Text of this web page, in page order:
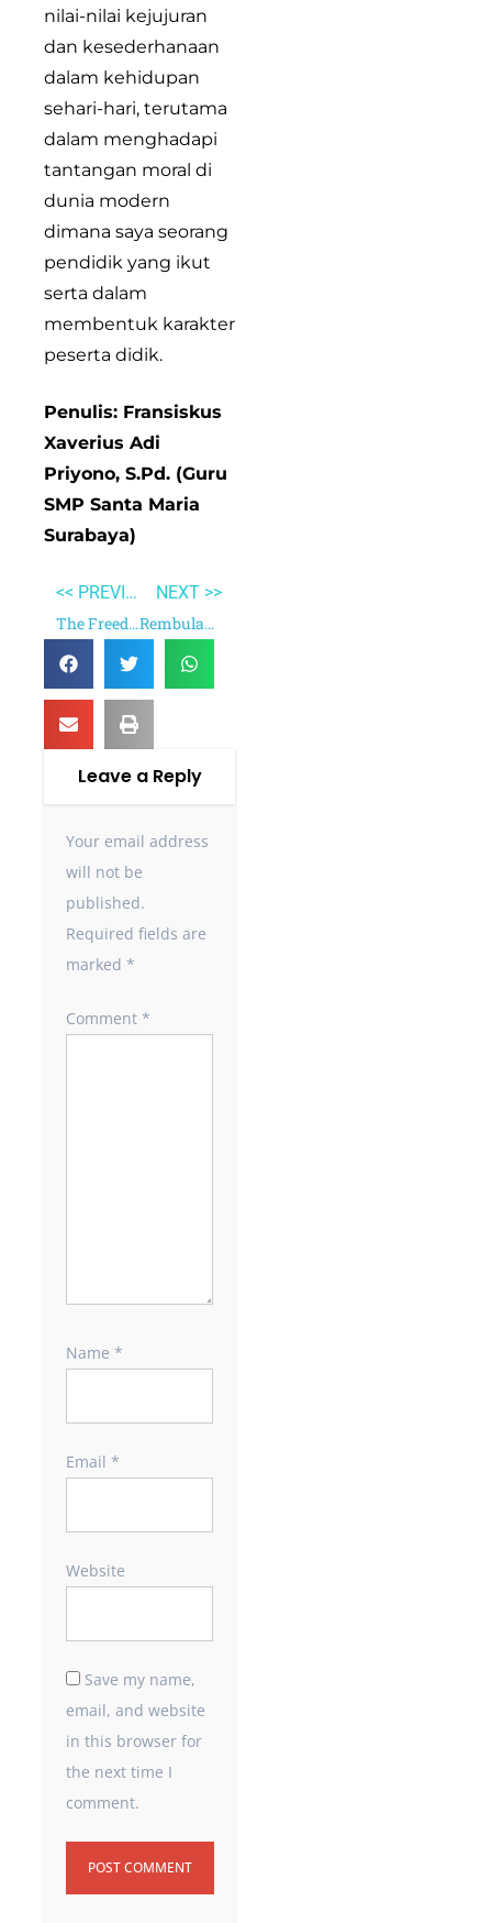
nilai-nilai kejujuran
dan kesederhanaan
dalam kehidupan
sehari-hari, terutama
dalam menghadapi
tantangan moral di
dunia modern
dimana saya seorang
pendidik yang ikut
serta dalam
membentuk karakter
peserta didik.
Penulis: Fransiskus
Xaverius Adi
Priyono, S.Pd. (Guru
SMP Santa Maria
Surabaya)
<< PREVIOUS
The Freedom Writers Diary
NEXT >>
Rembulan Tenggelam di Wajahmu
Leave a Reply
Your email address
will not be
published.
Required fields are
marked *
Comment *
Name *
Email *
Website
Save my name,
email, and website
in this browser for
the next time I
comment.